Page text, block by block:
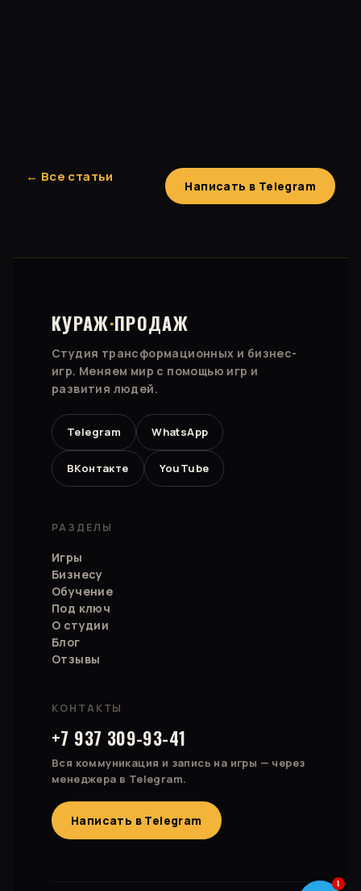
← Все статьи
Написать в Telegram
КУРАЖ·ПРОДАЖ
Студия трансформационных и бизнес-
игр. Меняем мир с помощью игр и
развития людей.
Telegram WhatsApp
ВКонтакте YouTube
РАЗДЕЛЫ
Игры
Бизнесу
Обучение
Под ключ
О студии
Блог
Отзывы
КОНТАКТЫ
+7 937 309-93-41
Вся коммуникация и запись на игры — через
менеджера в Telegram.
Написать в Telegram
1